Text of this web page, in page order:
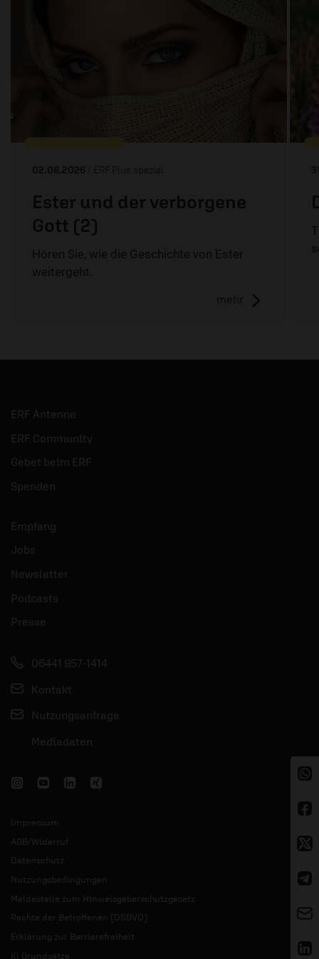
02.08.2026 / ERF Plus spezial
Ester und der verborgene
Gott (2)
Hören Sie, wie die Geschichte von Ester
weitergeht.
mehr
ERF Antenne
ERF Community
Gebet beim ERF
Spenden
Empfang
Jobs
Newsletter
Podcasts
Presse
06441 957-1414
Kontakt
Nutzungsanfrage
Mediadaten
Impressum
AGB/Widerruf
Datenschutz
Nutzungsbedingungen
Meldestelle zum Hinweisgeberschutzgesetz
Rechte der Betroffenen (DSGVO)
Erklärung zur Barrierefreiheit
KI Grundsätze